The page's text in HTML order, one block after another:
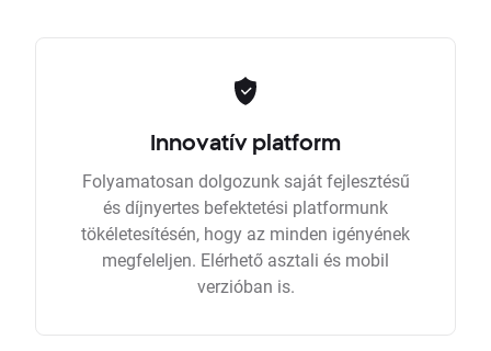
Innovatív platform
Folyamatosan dolgozunk saját fejlesztésű
és díjnyertes befektetési platformunk
tökéletesítésén, hogy az minden igényének
megfeleljen. Elérhető asztali és mobil
verzióban is.